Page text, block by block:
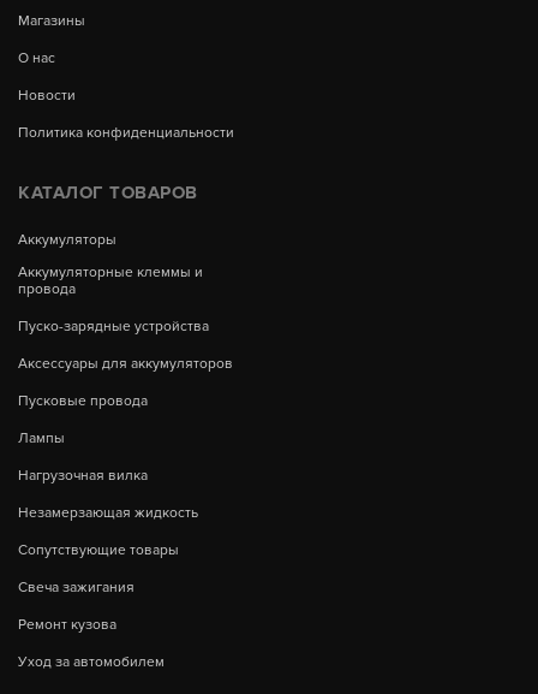
Магазины
О нас
Новости
Политика конфиденциальности
КАТАЛОГ ТОВАРОВ
Аккумуляторы
Аккумуляторные клеммы и
провода
Пуско-зарядные устройства
Аксессуары для аккумуляторов
Пусковые провода
Лампы
Нагрузочная вилка
Незамерзающая жидкость
Сопутствующие товары
Свеча зажигания
Ремонт кузова
Уход за автомобилем